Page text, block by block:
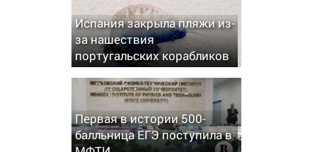
Испания закрыла пляжи из-
за нашествия
португальских корабликов
Первая в истории 500-
балльница ЕГЭ поступила в